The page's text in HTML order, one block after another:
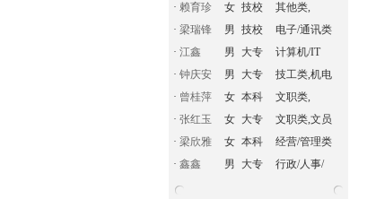
· 赖育珍 女 技校
其他类,
· 梁瑞锋 男 技校
电子/通讯类
· 江鑫 男 大专
计算机/IT
· 钟庆安 男 大专
技工类,机电
· 曾桂萍 女 本科
文职类,
· 张红玉 女 大专
文职类,文员
· 梁欣雅 女 本科
经营/管理类
· 鑫鑫 男 大专 行政/人事/